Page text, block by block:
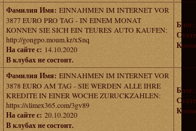
Фамилия Имя: EINNAHMEN IM INTERNET VOR
3877 EURO PRO TAG - IN EINEM MONAT
KONNEN SIE SICH EIN TEURES AUTO KAUFEN:
http://gongpo.moum.kr/xSnq
На сайте с: 14.10.2020
В клубах не состоит.
Блог::
Фамилия Имя: EINNAHMEN IM INTERNET VOR
3878 EURO AM TAG - SIE WERDEN ALLE IHRE
KREDITE IN EINER WOCHE ZURUCKZAHLEN:
https://slimex365.com/3gv89
На сайте с: 20.10.2020
В клубах не состоит.
Блог::